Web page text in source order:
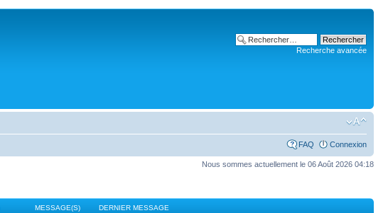
Recherche avancée
FAQ Connexion
Nous sommes actuellement le 06 Août 2026 04:18
MESSAGE(S) DERNIER MESSAGE